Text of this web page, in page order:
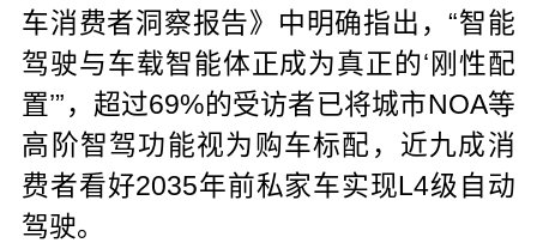
车消费者洞察报告》中明确指出，“智能
驾驶与车载智能体正成为真正的‘刚性配
置’”，超过69%的受访者已将城市NOA等
高阶智驾功能视为购车标配，近九成消
费者看好2035年前私家车实现L4级自动
驾驶。